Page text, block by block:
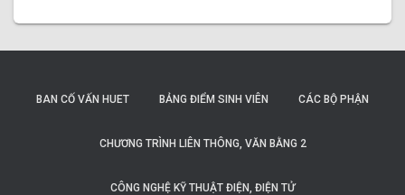
BAN CỐ VẤN HUET BẢNG ĐIỂM SINH VIÊN CÁC BỘ PHẬN
CHƯƠNG TRÌNH LIÊN THÔNG, VĂN BẰNG 2
CÔNG NGHỆ KỸ THUẬT ĐIỆN, ĐIỆN TỬ